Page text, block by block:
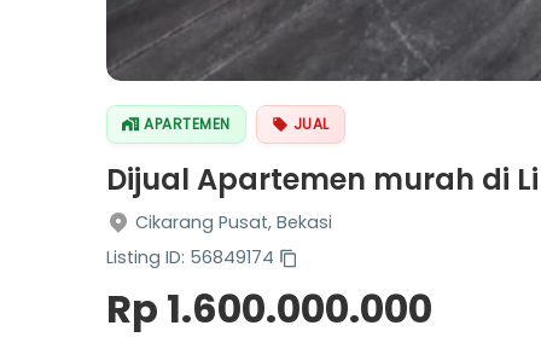
APARTEMEN JUAL
Dijual Apartemen murah di
Cikarang Pusat, Bekasi
Listing ID: 56849174
Rp 1.600.000.000